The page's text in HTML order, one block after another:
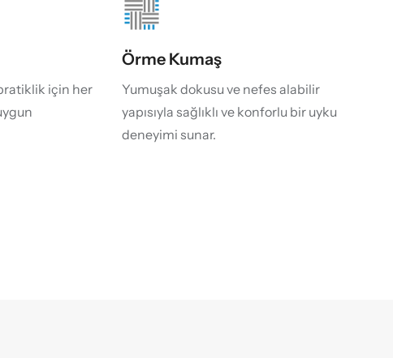
için her
Örme Kumaş
Yumuşak dokusu ve nefes alabilir
yapısıyla sağlıklı ve konforlu bir uyku
deneyimi sunar.